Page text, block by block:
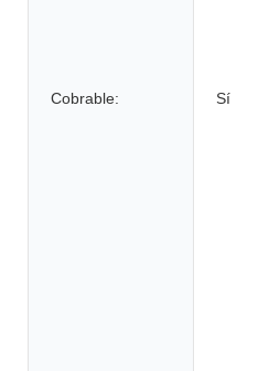
Cobrable: Sí